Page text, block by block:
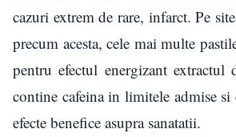
cazuri extrem de rare, infarct. Pe
precum acesta, cele mai multe
pentru efectul energizant extractul
contine cafeina in limitele admise si
efecte benefice asupra sanatatii.